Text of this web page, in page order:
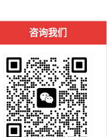
咨询我们